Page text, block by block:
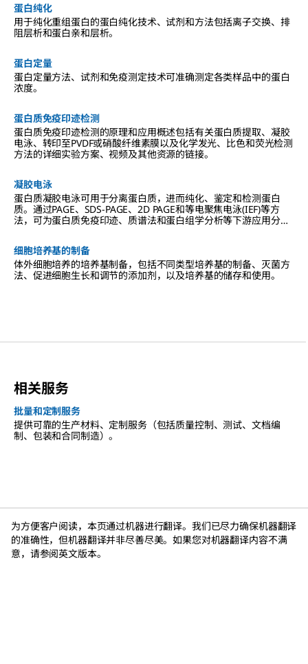
蛋白纯化
用于纯化重组蛋白的蛋白纯化技术、试剂和方法包括离子交换、排
阻层析和蛋白亲和层析。
蛋白定量
蛋白定量方法、试剂和免疫测定技术可准确测定各类样品中的蛋白
浓度。
蛋白质免疫印迹检测
蛋白质免疫印迹检测的原理和应用概述包括有关蛋白质提取、凝胶
电泳、转印至PVDF或硝酸纤维素膜以及化学发光、比色和荧光检测
方法的详细实验方案、视频及其他资源的链接。
凝胶电泳
蛋白质凝胶电泳可用于分离蛋白质，进而纯化、鉴定和检测蛋白
质。通过PAGE、SDS-PAGE、2D PAGE和等电聚焦电泳(IEF)等方
法，可为蛋白质免疫印迹、质谱法和蛋白组学分析等下游应用分离
细胞培养基的制备
体外细胞培养的培养基制备，包括不同类型培养基的制备、灭菌方
法、促进细胞生长和调节的添加剂，以及培养基的储存和使用。
相关服务
批量和定制服务
提供可靠的生产材料、定制服务（包括质量控制、测试、文档编
制、包装和合同制造）。
为方便客户阅读，本页通过机器进行翻译。我们已尽力确保机器翻译
的准确性，但机器翻译并非尽善尽美。如果您对机器翻译内容不满
意，请参阅英文版本。